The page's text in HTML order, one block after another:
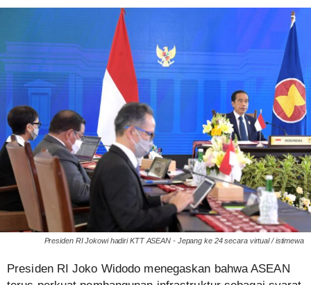
Presiden RI Jokowi hadiri KTT ASEAN - Jepang ke 24 secara virtual / istimewa
Presiden RI Joko Widodo menegaskan bahwa ASEAN